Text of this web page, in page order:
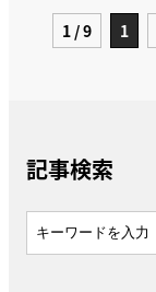
1 / 9 1
記事検索